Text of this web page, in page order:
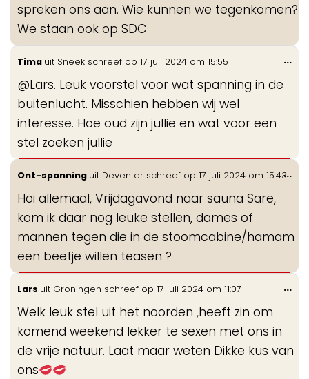
spreken ons aan. Wie kunnen we tegenkomen?
We staan ook op SDC
Tima uit Sneek schreef op 17 juli 2024 om 15:55
@Lars. Leuk voorstel voor wat spanning in de
buitenlucht. Misschien hebben wij wel
interesse. Hoe oud zijn jullie en wat voor een
stel zoeken jullie
...
Ont-spanning uit Deventer schreef op 17 juli 2024 om 15:43
Hoi allemaal, Vrijdagavond naar sauna Sare,
kom ik daar nog leuke stellen, dames of
mannen tegen die in de stoomcabine/hamam
een beetje willen teasen ?
...
Lars uit Groningen schreef op 17 juli 2024 om 11:07
Welk leuk stel uit het noorden ,heeft zin om
komend weekend lekker te sexen met ons in
de vrije natuur. Laat maar weten Dikke kus van
ons
...